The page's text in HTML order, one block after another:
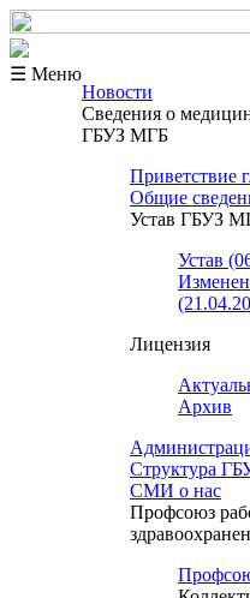
☰ Меню
Новости
Сведения о
ГБУЗ МГБ
Приветствие
Общие
Устав ГБУЗ
Устав
Лицензия
Архив
Структура
СМИ о нас
Профсоюз